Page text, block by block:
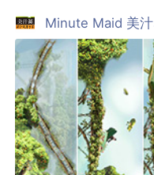
Minute Maid 美汁源